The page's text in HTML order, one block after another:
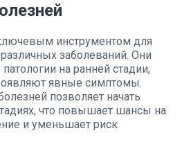
инструментом для
заболеваний. Они
на ранней стадии,
явные симптомы.
позволяет начать
что повышает шансы на
и уменьшает риск